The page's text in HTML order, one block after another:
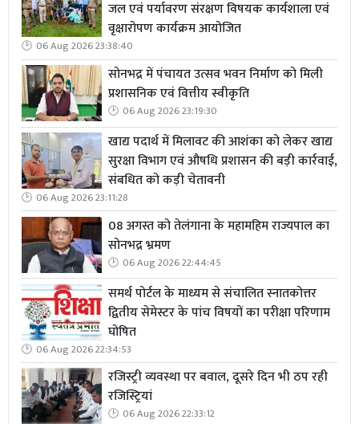
ईरान के मुद्दे ने वैश्विक व्यापार को भी प्रभावित किया है। यदि होर्मुज
जलडमरूमध्य में तनाव बढ़ता है तो तेल की कीमतों में भारी उछाल
आ सकता है। दुनिया के लगभग एक तिहाई समुद्री तेल व्यापार का
रास्ता इसी क्षेत्र से गुजरता है। ईरान कई बार संकेत दे चुका है कि यदि
उसके खिलाफ सैन्य दबाव बढ़ाया गया तो वह इस मार्ग को बाधित
कर सकता है। यही कारण है कि अमेरिका और उसके सहयोगी देश
सैन्य कार्रवाई के साथ-साथ कूटनीतिक दबाव बनाए रखने की नीति
अपना रहे हैं।
दूसरी ओर, अमेरिकी हमलों के बावजूद ईरान की सैन्य संरचना का
बचा रहना अमेरिकी रणनीति पर भी सवाल खड़े करता है। अमेरिका
ने इराक, अफगानिस्तान और लीबिया जैसे देशों में बड़े सैन्य अभियान
चलाए, लेकिन लंबे समय में वहां स्थिरता स्थापित नहीं कर पाया।
ईरान का मामला उससे भी अधिक जटिल है, क्योंकि यहां मजबूत
राष्ट्रवादी भावना, संगठित सैन्य ढांचा और क्षेत्रीय सहयोगी नेटवर्क
मौजूद हैं। लेबनान में हिजबुल्लाह, यमन में हूती और इराक-सीरिया के
कई सशस्त्र समूह ईरान के प्रभाव क्षेत्र का हिस्सा माने जाते हैं।
इसलिए ईरान पर हमला केवल एक देश के खिलाफ कार्रवाई नहीं
बल्कि पूरे क्षेत्रीय समीकरण को प्रभावित कर सकता है।
जल एवं पर्यावरण संरक्षण विषयक कार्यशाला एवं
वृक्षारोपण कार्यक्रम आयोजित
06 Aug 2026 23:38:40
सोनभद्र में पंचायत उत्सव भवन निर्माण को मिली
प्रशासनिक एवं वित्तीय स्वीकृति
06 Aug 2026 23:19:30
खाद्य पदार्थ में मिलावट की आशंका को लेकर खाद्य
सुरक्षा विभाग एवं औषधि प्रशासन की बड़ी कार्रवाई,
संबधित को कड़ी चेतावनी
06 Aug 2026 23:11:28
08 अगस्त को तेलंगाना के महामहिम राज्यपाल का
सोनभद्र भ्रमण
06 Aug 2026 22:44:45
समर्थ पोर्टल के माध्यम से संचालित स्नातकोत्तर
द्वितीय सेमेस्टर के पांच विषयों का परीक्षा परिणाम
घोषित
06 Aug 2026 22:34:53
रजिस्ट्री व्यवस्था पर बवाल, दूसरे दिन भी ठप रही
रजिस्ट्रियां
06 Aug 2026 22:33:12